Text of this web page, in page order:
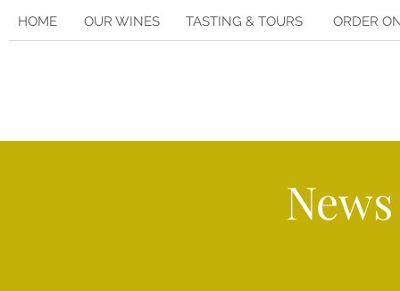
HOME OUR WINES TASTING & TOURS ORDER